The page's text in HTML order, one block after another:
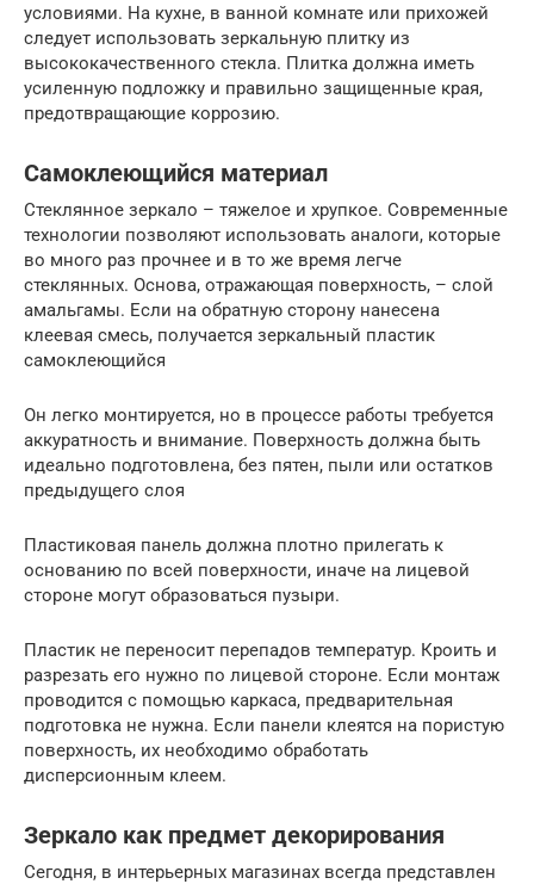
условиями. На кухне, в ванной комнате или прихожей
следует использовать зеркальную плитку из
высококачественного стекла. Плитка должна иметь
усиленную подложку и правильно защищенные края,
предотвращающие коррозию.
Самоклеющийся материал
Стеклянное зеркало – тяжелое и хрупкое. Современные
технологии позволяют использовать аналоги, которые
во много раз прочнее и в то же время легче
стеклянных. Основа, отражающая поверхность, – слой
амальгамы. Если на обратную сторону нанесена
клеевая смесь, получается зеркальный пластик
самоклеющийся
Он легко монтируется, но в процессе работы требуется
аккуратность и внимание. Поверхность должна быть
идеально подготовлена, без пятен, пыли или остатков
предыдущего слоя
Пластиковая панель должна плотно прилегать к
основанию по всей поверхности, иначе на лицевой
стороне могут образоваться пузыри.
Пластик не переносит перепадов температур. Кроить и
разрезать его нужно по лицевой стороне. Если монтаж
проводится с помощью каркаса, предварительная
подготовка не нужна. Если панели клеятся на пористую
поверхность, их необходимо обработать
дисперсионным клеем.
Зеркало как предмет декорирования
Сегодня, в интерьерных магазинах всегда представлен